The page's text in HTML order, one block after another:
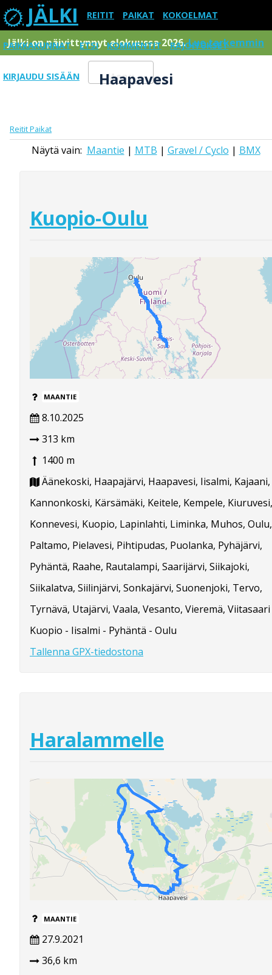
JÄLKI REITIT PAIKAT KOKOELMAT
PAIKKAKUNNAT ETSI KOMMENTIT RAJOITUKSET
KIRJAUDU SISÄÄN Menu
Jälki on päivittynnyt elokuussa 2026.Lue tarkemmin
Haapavesi
ReititPaikat
Näytä vain: Maantie | MTB | Gravel / Cyclo | BMX
Kuopio-Oulu
MAANTIE
8.10.2025
313 km
1400 m
Äänekoski, Haapajärvi, Haapavesi, Iisalmi, Kajaani,
Kannonkoski, Kärsämäki, Keitele, Kempele, Kiuruvesi,
Konnevesi, Kuopio, Lapinlahti, Liminka, Muhos, Oulu,
Paltamo, Pielavesi, Pihtipudas, Puolanka, Pyhäjärvi,
Pyhäntä, Raahe, Rautalampi, Saarijärvi, Siikajoki,
Siikalatva, Siilinjärvi, Sonkajärvi, Suonenjoki, Tervo,
Tyrnävä, Utajärvi, Vaala, Vesanto, Vieremä, Viitasaari
Kuopio - Iisalmi - Pyhäntä - Oulu
Tallenna GPX-tiedostona
Haralammelle
MAANTIE
27.9.2021
36,6 km